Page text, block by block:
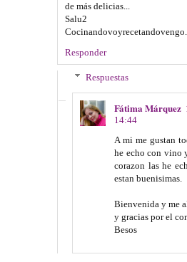
de más delicias...
Salu2
Cocinandovoyrecetandovengo.
Responder
Respuestas
Fátima Márquez
14:44
A mi me gustan
he echo con vino
corazon las he
estan buenisimas.
Bienvenida y me
y gracias por el
Besos